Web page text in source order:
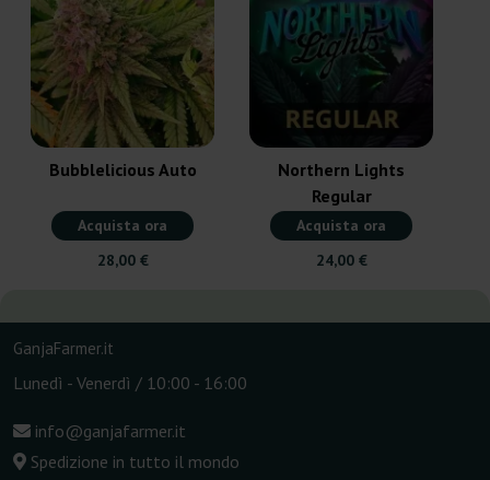
Bubblelicious Auto
Acquista ora
28,00 €
Northern Lights
Regular
Acquista ora
24,00 €
GanjaFarmer.it
Lunedì - Venerdì / 10:00 - 16:00
info@ganjafarmer.it
Spedizione in tutto il mondo